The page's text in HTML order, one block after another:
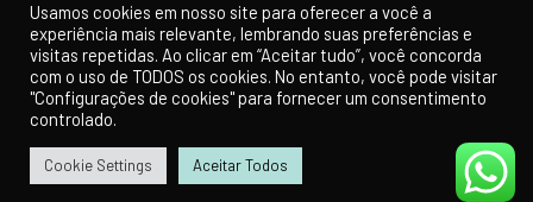
0
Receba Nossa Newsletter
Skateboard.
Usamos cookies em nosso site para oferecer a você a
experiência mais relevante, lembrando suas preferências e
visitas repetidas. Ao clicar em “Aceitar tudo”, você concorda
com o uso de TODOS os cookies. No entanto, você pode visitar
"Configurações de cookies" para fornecer um consentimento
controlado.
Cookie Settings Aceitar Todos